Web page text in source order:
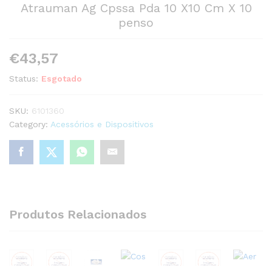
Atrauman Ag Cpssa Pda 10 X10 Cm X 10
penso
€43,57
Status: Esgotado
SKU: 6101360
Category: Acessórios e Dispositivos
Produtos Relacionados